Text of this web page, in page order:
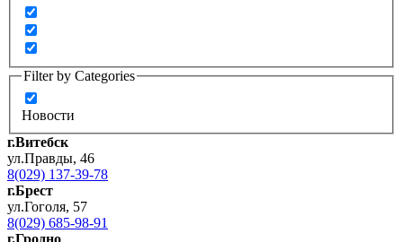
Filter by Categories
Новости
г.Витебск
ул.Правды, 46
8(029) 137-39-78
г.Брест
ул.Гоголя, 57
8(029) 685-98-91
г.Гродно